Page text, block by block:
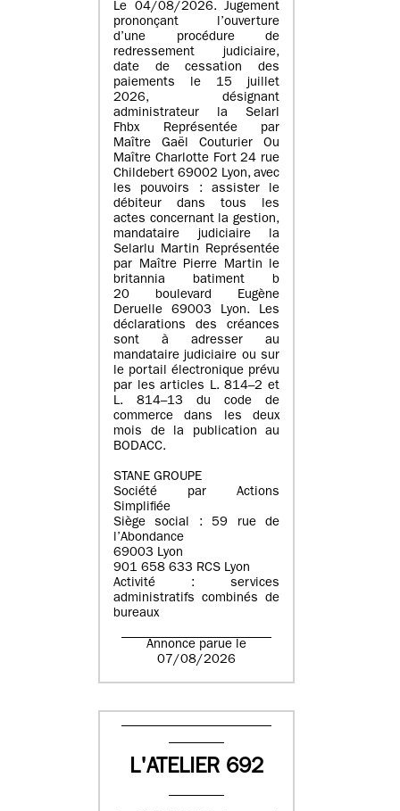
Le 04/08/2026. Jugement
prononçant l’ouverture
d’une procédure de
redressement judiciaire,
date de cessation des
paiements le 15 juillet
2026, désignant
administrateur la Selarl
Fhbx Représentée par
Maître Gaël Couturier Ou
Maître Charlotte Fort 24 rue
Childebert 69002 Lyon, avec
les pouvoirs : assister le
débiteur dans tous les
actes concernant la gestion,
mandataire judiciaire la
Selarlu Martin Représentée
par Maître Pierre Martin le
britannia batiment b
20 boulevard Eugène
Deruelle 69003 Lyon. Les
déclarations des créances
sont à adresser au
mandataire judiciaire ou sur
le portail électronique prévu
par les articles L. 814–2 et
L. 814–13 du code de
commerce dans les deux
mois de la publication au
BODACC.
STANE GROUPE
Société par Actions
Simplifiée
Siège social : 59 rue de
l’Abondance
69003 Lyon
901 658 633 RCS Lyon
Activité : services
administratifs combinés de
bureaux
Annonce parue le
07/08/2026
L'ATELIER 692